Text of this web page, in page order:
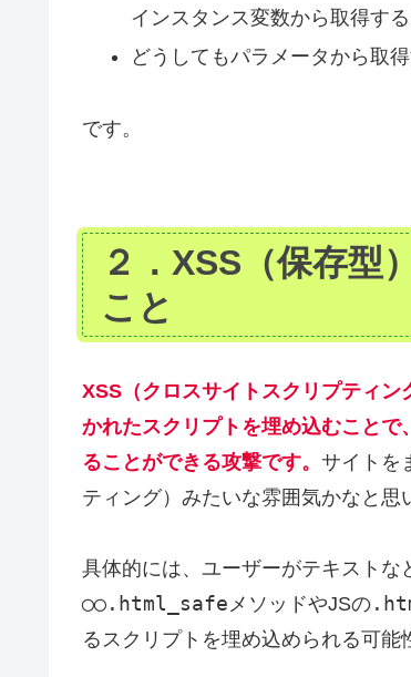
インスタンス変数から取得する
どうしてもパラメータから取
です。
２．XSS（保存型
こと
XSS（クロスサイトスクリプティ
かれたスクリプトを埋め込むこと
ることができる攻撃です。 サイトを
ティング）みたいな雰囲気かなと思
具体的には、ユーザーがテキスト
◯◯.html_safeメソッドやJSの
るスクリプトを埋め込められる可能